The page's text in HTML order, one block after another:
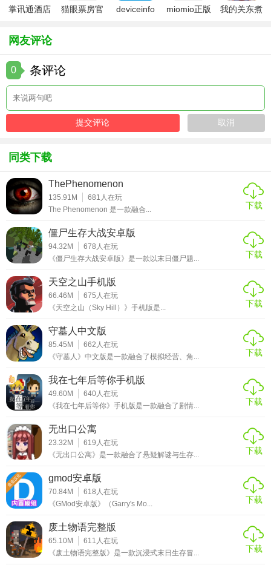
掌讯通酒店
猫眼票房官
deviceinfo
miomio正版
我的关东煮
网友评论
0 条评论
同类下载
ThePhenomenon
135.91M 681 人在玩
The Phenomenon 是一款融合...
下载
僵尸生存大战安卓版
94.32M 678 人在玩
《僵尸生存大战安卓版》是一款以末日僵尸题...
下载
天空之山手机版
66.46M 675 人在玩
《天空之山（Sky Hill）》手机版是...
下载
守墓人中文版
85.45M 662 人在玩
《守墓人》中文版是一款融合了模拟经营、角...
下载
我在七年后等你手机版
49.60M 640人在玩
《我在七年后等你》手机版是一款融合了剧情...
下载
无出口公寓
23.32M 619 人在玩
《无出口公寓》是一款融合了悬疑解谜与生存...
下载
gmod安卓版
70.84M 618 人在玩
《GMod安卓版》（Garry's Mo...
下载
废土物语完整版
65.10M 611 人在玩
《废土物语完整版》是一款沉浸式末日生存冒...
下载